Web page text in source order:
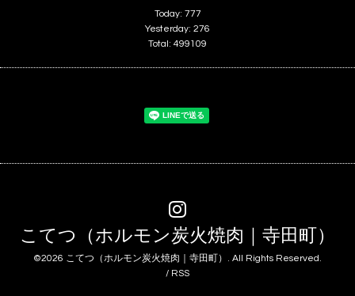
Today: 777
Yesterday: 276
Total: 499109
こてつ（ホルモン炭火焼肉｜寺田町）
©2026 こてつ（ホルモン炭火焼肉｜寺田町） . All Rights Reserved.
/ RSS